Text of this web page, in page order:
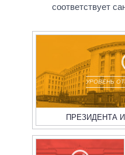
соответствует
УРОВЕНЬ
ПРЕЗИДЕНТА